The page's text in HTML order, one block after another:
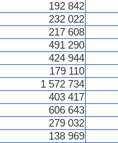
192 842
232 022
217 608
491 290
424 944
179 110
1 572 734
403 417
606 643
279 032
138 969